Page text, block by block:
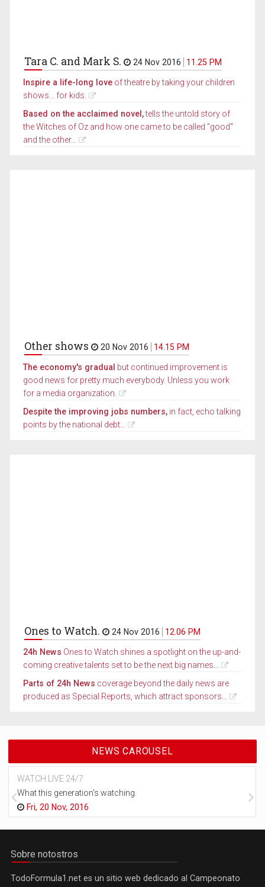
Tara C. and Mark S. 24 Nov 2016 11.25 PM
Inspire a life-long love of theatre by taking your children
shows... for kids.
Based on the acclaimed novel,tells the untold story of
the Witches of Oz and how one came to be called "good"
and the other...
Other shows 20 Nov 2016 14.15 PM
The economy's gradual but continued improvement is
good news for pretty much everybody. Unless you work
for a media organization.
Despite the improving jobs numbers, in fact, echo talking
points by the national debt...
Ones to Watch. 24 Nov 2016 12.06 PM
24h News Ones to Watch shines a spotlight on the up-and-
coming creative talents set to be the next big names...
Parts of 24h News coverage beyond the daily news are
produced as Special Reports, which attract sponsors...
NEWS CAROUSEL
WATCH LIVE 24/7
What this generation's watching.
Fri, 20 Nov, 2016
Sobre notostros
TodoFormula1.net es un sitio web dedicado al Campeonato